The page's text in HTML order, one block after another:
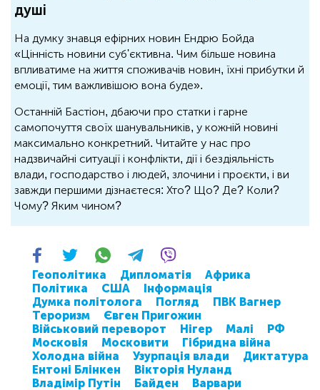
душі
На думку знавця ефірних новин Ендрю Бойда
«Цінність новини суб'єктивна. Чим більше новина
впливатиме на життя споживачів новин, їхні прибутки й
емоції, тим важливішою вона буде».
Останній Бастіон, дбаючи про статки і гарне
самопочуття своїх шанувальників, у кожній новині
максимально конкретний. Читайте у нас про
надзвичайні ситуації і конфлікти, дії і бездіяльність
влади, господарство і людей, злочини і проєкти, і ви
завжди першими дізнаєтеся: Хто? Що? Де? Коли?
Чому? Яким чином?
Геополітика Дипломатія
Африка
Політика
США
Інформація
Думка політолога
Погляд
ПВК Вагнер
Тероризм
Євген Пригожин
Військовий переворот
Нігер Малі
РФ
Московія
Московити
Гібридна війна
Холодна війна
Узурпація влади
Диктатура
Ентоні Блінкен
Вікторія Нуланд
Владімір Путін
Байден Варвари